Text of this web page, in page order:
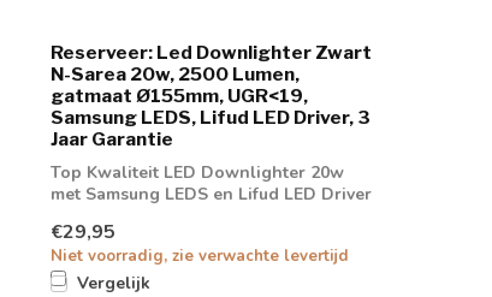
Reserveer: Led Downlighter Zwart
N-Sarea 20w, 2500 Lumen,
gatmaat Ø155mm, UGR<19,
Samsung LEDS, Lifud LED Driver, 3
Jaar Garantie
Top Kwaliteit LED Downlighter 20w
met Samsung LEDS en Lifud LED Driver
€29,95
Niet voorradig, zie verwachte levertijd
Vergelijk